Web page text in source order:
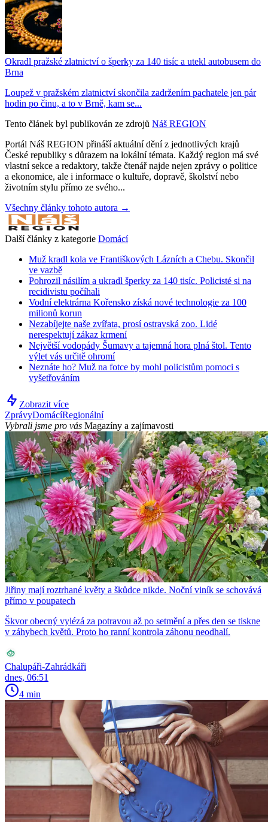
Okradl pražské zlatnictví o šperky za 140 tisíc a utekl autobusem do
Brna
Loupež v pražském zlatnictví skončila zadržením pachatele jen pár
hodin po činu, a to v Brně, kam se...
Tento článek byl publikován ze zdrojů Náš REGION
Portál Náš REGION přináší aktuální dění z jednotlivých krajů
České republiky s důrazem na lokální témata. Každý region má své
vlastní sekce a redaktory, takže čtenář najde nejen zprávy o politice
a ekonomice, ale i informace o kultuře, dopravě, školství nebo
životním stylu přímo ze svého...
Všechny články tohoto autora →
Další články z kategorie Domácí
Muž kradl kola ve Františkových Lázních a Chebu. Skončil
ve vazbě
Pohrozil násilím a ukradl šperky za 140 tisíc. Policisté si na
recidivistu počíhali
Vodní elektrárna Kořensko získá nové technologie za 100
milionů korun
Nezabíjejte naše zvířata, prosí ostravská zoo. Lidé
nerespektují zákaz krmení
Největší vodopády Šumavy a tajemná hora plná štol. Tento
výlet vás určitě ohromí
Neznáte ho? Muž na fotce by mohl policistům pomoci s
vyšetřováním
Zobrazit více
ZprávyDomácíRegionální
Vybrali jsme pro vás Magazíny a zajímavosti
Jiřiny mají roztrhané květy a škůdce nikde. Noční viník se schovává
přímo v poupatech
Škvor obecný vylézá za potravou až po setmění a přes den se tiskne
v záhybech květů. Proto ho ranní kontrola záhonu neodhalí.
Chalupáři-Zahrádkáři
dnes, 06:51
4 min